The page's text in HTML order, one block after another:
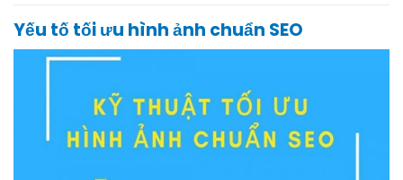
Yếu tố tối ưu hình ảnh chuẩn SEO